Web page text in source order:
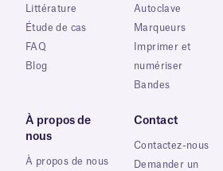
Littérature
Étude de cas
FAQ
Blog
Autoclave
Marqueurs
Imprimer et
numériser
Bandes
À propos de
nous
À propos de nous
Contact
Contactez-nous
Demander un